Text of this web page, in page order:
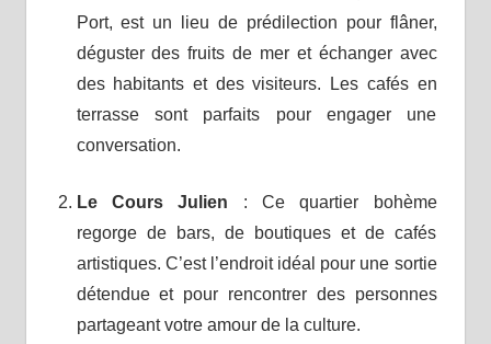
Port, est un lieu de prédilection pour flâner,
déguster des fruits de mer et échanger avec
des habitants et des visiteurs. Les cafés en
terrasse sont parfaits pour engager une
conversation.
Le Cours Julien : Ce quartier bohème
regorge de bars, de boutiques et de cafés
artistiques. C’est l’endroit idéal pour une sortie
détendue et pour rencontrer des personnes
partageant votre amour de la culture.